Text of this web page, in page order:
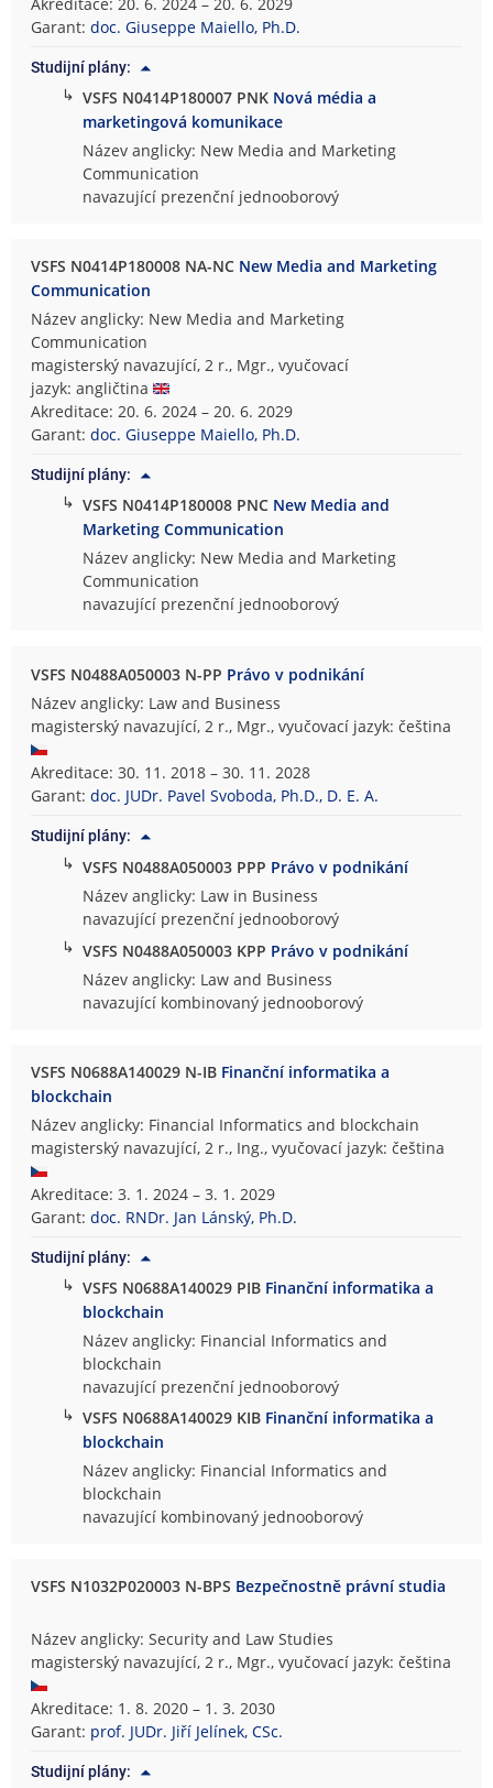
Garant:doc. Giuseppe Maiello, Ph.D.
Studijní plány:
↳ VSFS N0414P180007 PNK Nová média a
marketingová komunikace
Název anglicky: New Media and Marketing
Communication
navazující prezenční jednooborový
VSFS N0414P180008 NA-NC New Media and Marketing
Communication
Název anglicky: New Media and Marketing
Communication
magisterský navazující, 2 r., Mgr., vyučovací
jazyk: angličtina
Akreditace: 20. 6. 2024 – 20. 6. 2029
Garant:doc. Giuseppe Maiello, Ph.D.
Studijní plány:
↳ VSFS N0414P180008 PNC New Media and
Marketing Communication
Název anglicky: New Media and Marketing
Communication
navazující prezenční jednooborový
VSFS N0488A050003 N-PP Právo v podnikání
Název anglicky: Law and Business
magisterský navazující, 2 r., Mgr., vyučovací jazyk: čeština
Akreditace: 30. 11. 2018 – 30. 11. 2028
Garant:doc. JUDr. Pavel Svoboda, Ph.D., D. E. A.
Studijní plány:
↳ VSFS N0488A050003 PPP Právo v podnikání
Název anglicky: Law in Business
navazující prezenční jednooborový
↳ VSFS N0488A050003 KPP Právo v podnikání
Název anglicky: Law and Business
navazující kombinovaný jednooborový
VSFS N0688A140029 N-IB Finanční informatika a
blockchain
Název anglicky: Financial Informatics and blockchain
magisterský navazující, 2 r., Ing., vyučovací jazyk: čeština
Akreditace: 3. 1. 2024 – 3. 1. 2029
Garant:doc. RNDr. Jan Lánský, Ph.D.
Studijní plány:
↳ VSFS N0688A140029 PIB Finanční informatika a
blockchain
Název anglicky: Financial Informatics and
blockchain
navazující prezenční jednooborový
↳ VSFS N0688A140029 KIB Finanční informatika a
blockchain
Název anglicky: Financial Informatics and
blockchain
navazující kombinovaný jednooborový
VSFS N1032P020003 N-BPS Bezpečnostně právní studia
Název anglicky: Security and Law Studies
magisterský navazující, 2 r., Mgr., vyučovací jazyk: čeština
Akreditace: 1. 8. 2020 – 1. 3. 2030
Garant: prof. JUDr. Jiří Jelínek, CSc.
Studijní plány: